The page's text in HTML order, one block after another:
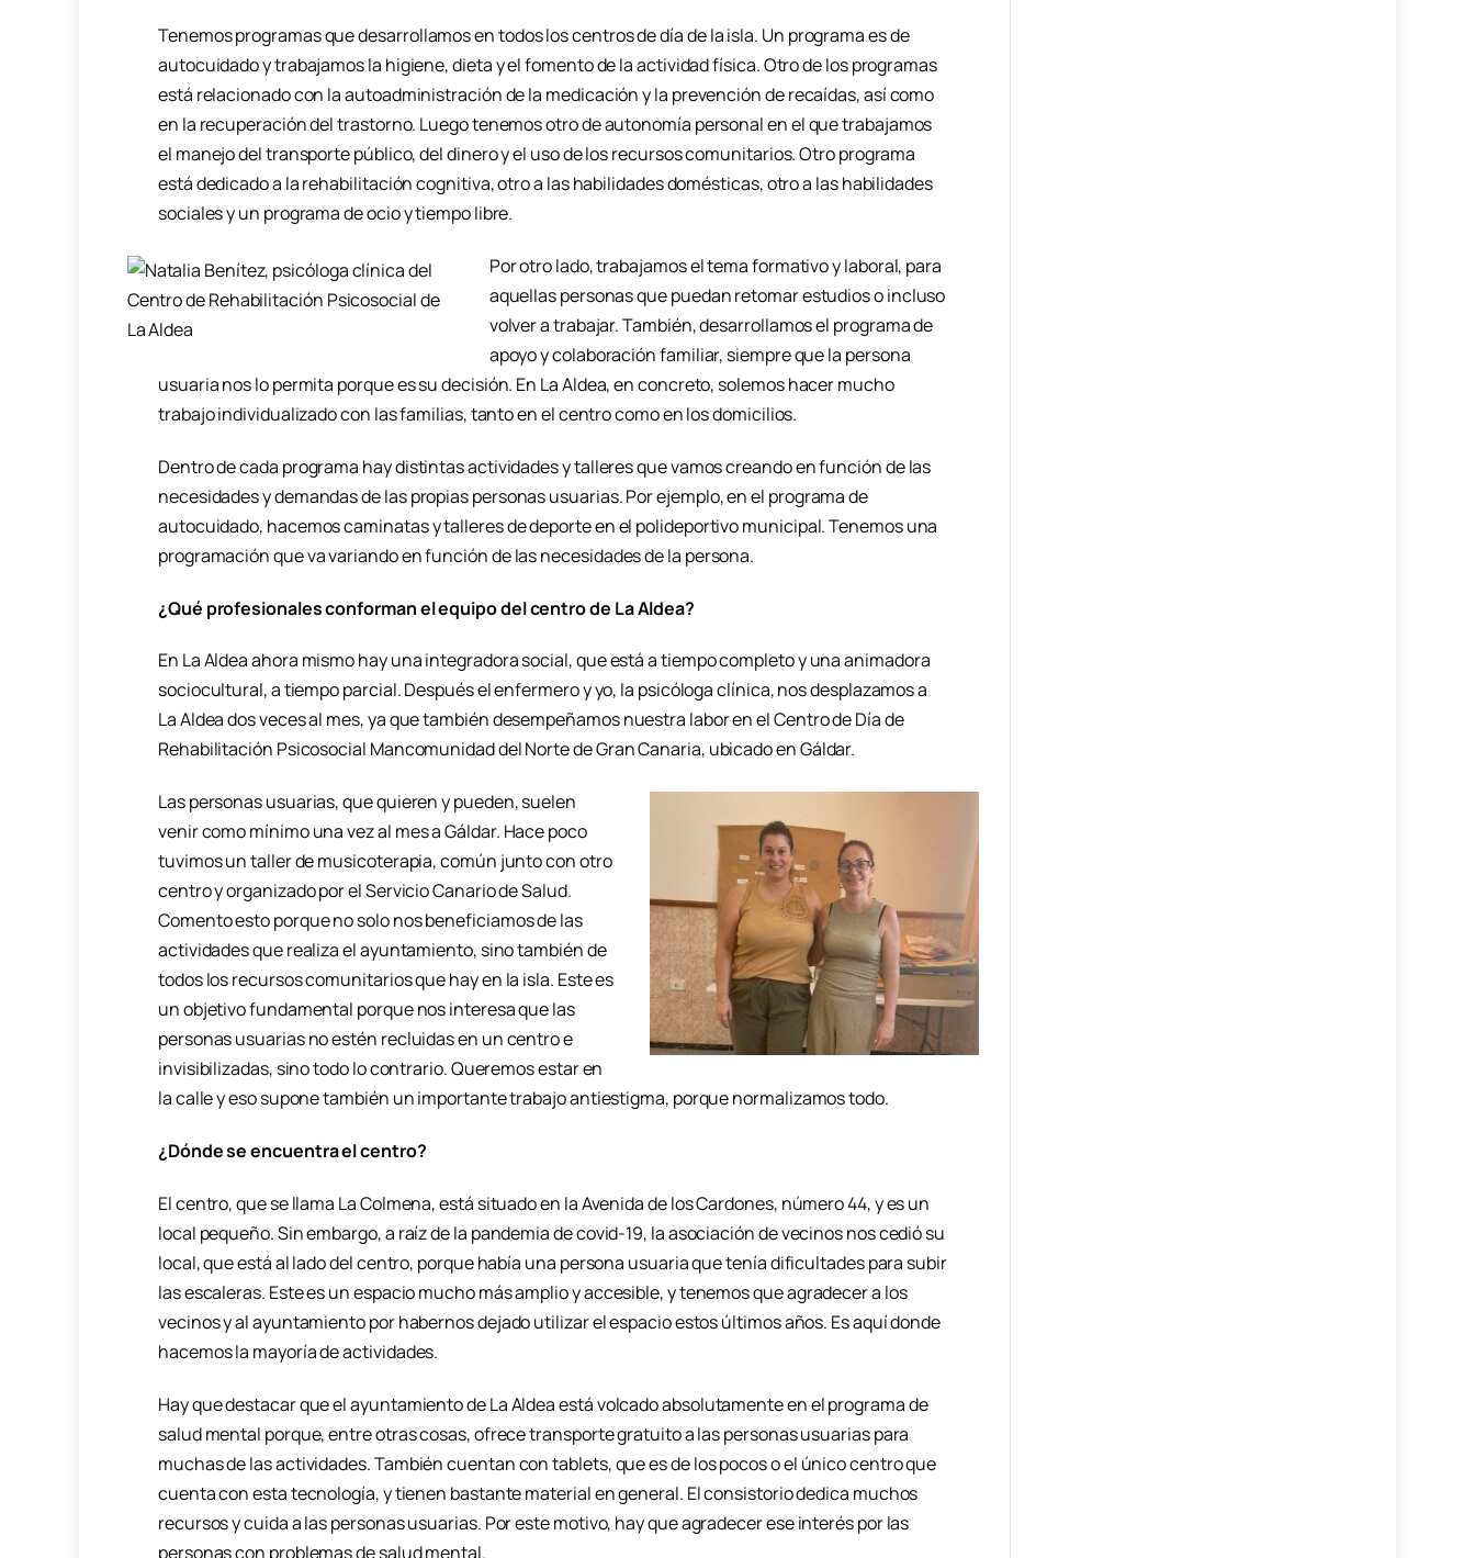
Tenemos programas que desarrollamos en todos los centros de día de la isla. Un programa es de
autocuidado y trabajamos la higiene, dieta y el fomento de la actividad física. Otro de los programas
está relacionado con la autoadministración de la medicación y la prevención de recaídas, así como
en la recuperación del trastorno. Luego tenemos otro de autonomía personal en el que trabajamos
el manejo del transporte público, del dinero y el uso de los recursos comunitarios. Otro programa
está dedicado a la rehabilitación cognitiva, otro a las habilidades domésticas, otro a las habilidades
sociales y un programa de ocio y tiempo libre.
Por otro lado, trabajamos el tema formativo y laboral, para
aquellas personas que puedan retomar estudios o incluso
volver a trabajar. También, desarrollamos el programa de
apoyo y colaboración familiar, siempre que la persona
usuaria nos lo permita porque es su decisión. En La Aldea, en concreto, solemos hacer mucho
trabajo individualizado con las familias, tanto en el centro como en los domicilios.
Dentro de cada programa hay distintas actividades y talleres que vamos creando en función de las
necesidades y demandas de las propias personas usuarias. Por ejemplo, en el programa de
autocuidado, hacemos caminatas y talleres de deporte en el polideportivo municipal. Tenemos una
programación que va variando en función de las necesidades de la persona.
¿Qué profesionales conforman el equipo del centro de La Aldea?
En La Aldea ahora mismo hay una integradora social, que está a tiempo completo y una animadora
sociocultural, a tiempo parcial. Después el enfermero y yo, la psicóloga clínica, nos desplazamos a
La Aldea dos veces al mes, ya que también desempeñamos nuestra labor enel Centro de Día de
Rehabilitación Psicosocial Mancomunidad del Norte de Gran Canaria, ubicado en Gáldar.
Las personas usuarias, que quieren y pueden, suelen
venir como mínimo una vez al mes a Gáldar. Hace poco
tuvimos un taller de musicoterapia, común junto con otro
centro y organizado por el Servicio Canario de Salud.
Comento esto porque no solo nos beneficiamos de las
actividades que realiza el ayuntamiento, sino también de
todos los recursos comunitarios que hay en la isla. Este es
un objetivo fundamental porque nos interesa que las
personas usuarias no estén recluidas en un centro e
invisibilizadas, sino todo lo contrario. Queremos estar en
la calle y eso supone también un importante trabajo antiestigma, porque normalizamos todo.
¿Dónde se encuentra el centro?
El centro, que se llama La Colmena, está situado en la Avenida de los Cardones, número 44, y es un
local pequeño. Sin embargo, a raíz de la pandemia de covid-19, la asociación de vecinos nos cedió su
local, que está al lado del centro, porque había una persona usuaria que tenía dificultades para subir
las escaleras. Este es un espacio mucho más amplio y accesible, y tenemos que agradecer a los
vecinos y al ayuntamiento por habernos dejado utilizar el espacio estos últimos años. Es aquí donde
hacemos la mayoría de actividades.
Hay que destacar que el ayuntamiento de La Aldea está volcado absolutamente en el programa de
salud mental porque, entre otras cosas, ofrece transporte gratuito a las personas usuarias para
muchas de las actividades. También cuentan con tablets, que es de los pocos o el único centro que
cuenta con esta tecnología, y tienen bastante material en general. El consistorio dedica muchos
recursos y cuida a las personas usuarias. Por este motivo, hay que agradecer ese interés por las
personas con problemas de salud mental.